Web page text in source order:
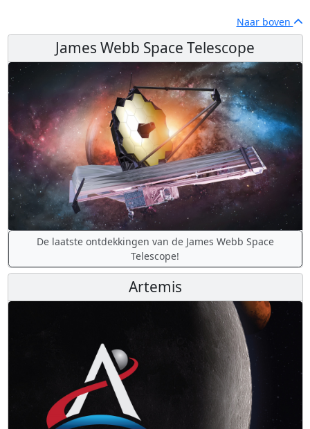
Naar boven
James Webb Space Telescope
De laatste ontdekkingen van de James Webb Space
Telescope!
Artemis